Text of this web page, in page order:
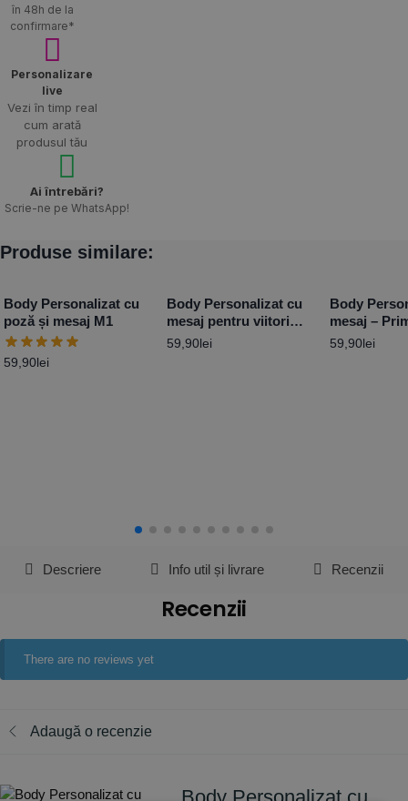
în 48h de la
confirmare*
Personalizare
live
Vezi în timp real
cum arată
produsul tău
Ai întrebări?
Scrie-ne pe WhatsApp!
Produse similare:
Body Personalizat cu
poză și mesaj M1
59,90lei
Body Personalizat cu
mesaj pentru viitori
bunici
59,90lei
Body
mesaj –
Paște
59,90lei
Descriere Info util și livrare Recenzii
Recenzii
There are no reviews yet
Adaugă o recenzie